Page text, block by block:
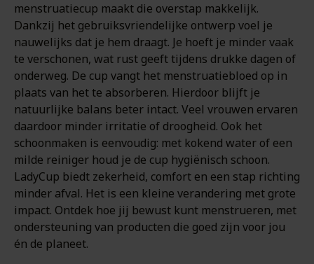
menstruatiecup maakt die overstap makkelijk.
Dankzij het gebruiksvriendelijke ontwerp voel je
nauwelijks dat je hem draagt. Je hoeft je minder vaak
te verschonen, wat rust geeft tijdens drukke dagen of
onderweg. De cup vangt het menstruatiebloed op in
plaats van het te absorberen. Hierdoor blijft je
natuurlijke balans beter intact. Veel vrouwen ervaren
daardoor minder irritatie of droogheid. Ook het
schoonmaken is eenvoudig: met kokend water of een
milde reiniger houd je de cup hygiënisch schoon.
LadyCup biedt zekerheid, comfort en een stap richting
minder afval. Het is een kleine verandering met grote
impact. Ontdek hoe jij bewust kunt menstrueren, met
ondersteuning van producten die goed zijn voor jou
én de planeet.